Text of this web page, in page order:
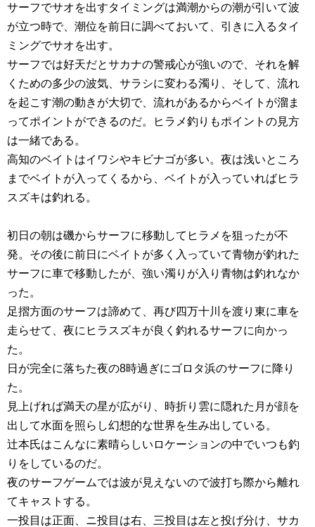
サーフでサオを出すタイミングは満潮からの潮が引いて波
が立つ時で、潮位を前日に調べておいて、引きに入るタイ
ミングでサオを出す。
サーフでは好天だとサカナの警戒心が強いので、それを解
くための多少の波気、サラシに変わる濁り、そして、流れ
を起こす潮の動きが大切で、流れがあるからベイトが溜ま
ってポイントができるのだ。ヒラメ釣りもポイントの見方
は一緒である。
高知のベイトはイワシやキビナゴが多い。夜は浅いところ
までベイトが入ってくるから、ベイトが入っていればヒラ
スズキは釣れる。
初日の朝は磯からサーフに移動してヒラメを狙ったが不
発。その後に前日にベイトが多く入っていて青物が釣れた
サーフに車で移動したが、強い濁りが入り青物は釣れなか
った。
足摺方面のサーフは諦めて、再び四万十川を渡り東に車を
走らせて、夜にヒラスズキが良く釣れるサーフに向かっ
た。
日が完全に落ちた夜の8時過ぎにゴロタ浜のサーフに降り
た。
見上げれば満天の星が広がり、時折り雲に隠れた月が顔を
出して水面を照らし幻想的な世界を生み出している。
辻本氏はこんなに素晴らしいロケーションの中でいつも釣
りをしているのだ。
夜のサーフゲームでは波が見えないので波打ち際から離れ
てキャストする。
一投目は正面、ニ投目は右、三投目は左と投げ分け、サカ